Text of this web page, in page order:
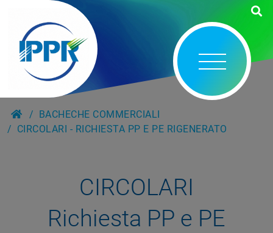
BACHECHE COMMERCIALI
CIRCOLARI - RICHIESTA PP E PE RIGENERATO
CIRCOLARI
Richiesta PP e PE